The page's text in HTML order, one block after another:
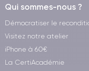
Qui sommes-nous ?
Démocratiser le
Visitez notre atelier
iPhone à 60€
La CertiAcadémie